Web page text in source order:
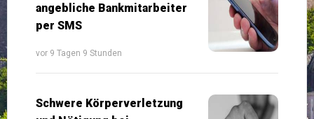
angebliche Bankmitarbeiter
per SMS
vor 9 Tagen 9 Stunden
Schwere Körperverletzung